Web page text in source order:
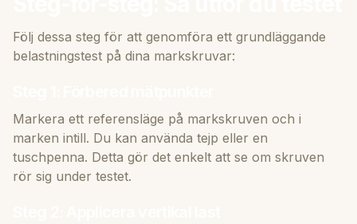
Följ dessa steg för att genomföra ett grundläggande
belastningstest på dina markskruvar:
Markera ett referensläge på markskruven och i
marken intill. Du kan använda tejp eller en
tuschpenna. Detta gör det enkelt att se om skruven
rör sig under testet.